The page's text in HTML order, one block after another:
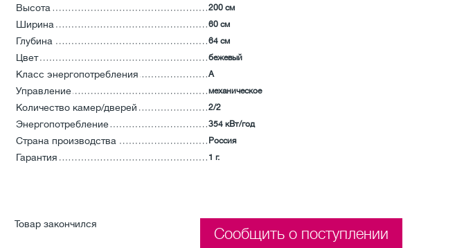
Высота 200 см
Ширина 60 см
Глубина 64 см
Цвет бежевый
Класс энергопотребления А
Управление механическое
Количество камер/дверей 2/2
Энергопотребление 354 кВт/год
Страна производства Россия
Гарантия 1 г.
Товар закончился
Сообщить о поступлении